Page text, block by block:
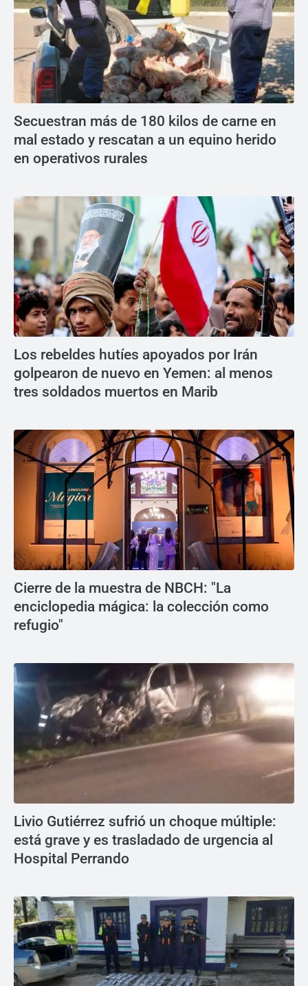
Secuestran más de 180 kilos de carne en
mal estado y rescatan a un equino herido
en operativos rurales
Los rebeldes hutíes apoyados por Irán
golpearon de nuevo en Yemen: al menos
tres soldados muertos en Marib
Cierre de la muestra de NBCH: "La
enciclopedia mágica: la colección como
refugio"
Livio Gutiérrez sufrió un choque múltiple:
está grave y es trasladado de urgencia al
Hospital Perrando